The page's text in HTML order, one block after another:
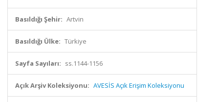
Basıldığı Şehir: Artvin
Basıldığı Ülke: Türkiye
Sayfa Sayıları: ss.1144-1156
Açık Arşiv Koleksiyonu: AVESİS Açık Erişim Koleksiyonu